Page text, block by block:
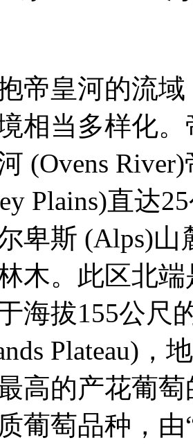
帝皇河的流
相当多样化。
(Ovens
Plains)直达
卑斯 (Alps)
木。此区北
海拔155公尺
Plateau)，
高的产花葡
葡萄品种，由